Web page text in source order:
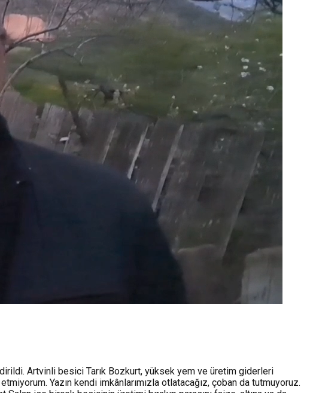
Artvinli besici Tarık Bozkurt, yüksek yem ve üretim giderleri
Yazın kendi imkânlarımızla otlatacağız, çoban da tutmuyoruz.